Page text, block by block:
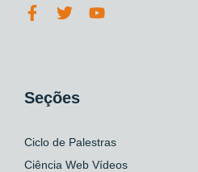
Seções
Ciclo de Palestras
Ciência Web Vídeos